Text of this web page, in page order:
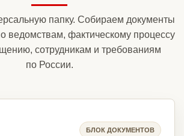
папку. Собираем документы
ведомствам, фактическому процессу
сотрудникам и требованиям
по России.
БЛОК ДОКУМЕНТОВ